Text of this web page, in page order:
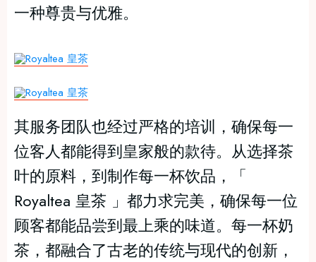
一种尊贵与优雅。
其服务团队也经过严格的培训，确保每一
位客人都能得到皇家般的款待。从选择茶
叶的原料，到制作每一杯饮品，「
Royaltea 皇茶 」都力求完美，确保每一位
顾客都能品尝到最上乘的味道。每一杯奶
茶，都融合了古老的传统与现代的创新，